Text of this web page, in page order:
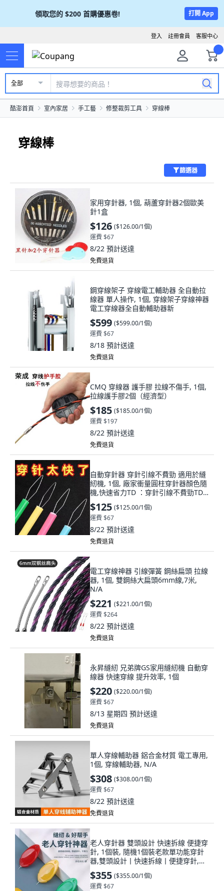
領取您的 $200 首購優惠卷! 打開 App
客服中心
註冊會員
登入
全部
酷澎首頁 室內家居 手工藝 修整裁剪工具 穿線棒
穿線棒
篩選器
家用穿針器, 1個, 葫蘆穿針器2個歐美
針1盒
$126 ($126.00/1個)
運費 $67
8/22 預計送達
免費退貨
鋼穿線架子 穿線電工輔助器 全自動拉
線器 單人操作, 1個, 穿線架子穿線神器
電工穿線器全自動輔助器新
$599 ($599.00/1個)
運費 $67
8/18 預計送達
免費退貨
CMQ 穿線器 護手膠 拉線不傷手, 1個,
拉線護手膠2個（經濟型）
$185 ($185.00/1個)
運費 $197
8/22 預計送達
免費退貨
自動穿針器 穿針引線不費勁 適用於縫
紉機, 1個, 廠家衝量圓柱穿針器顏色隨
機,快速省力TD ：穿針引線不費勁TD2
個
$125 ($125.00/1個)
運費 $67
8/22 預計送達
免費退貨
電工穿線神器 引線彈簧 鋼絲扁頭 拉線
器, 1個, 雙鋼絲大扁頭6mm線,7米,
N/A
$221 ($221.00/1個)
運費 $264
8/22 預計送達
免費退貨
永昇縫紉 兄弟牌GS家用縫紉機 自動穿
線器 快速穿線 提升效率, 1個
$220 ($220.00/1個)
運費 $67
8/13 星期四 預計送達
免費退貨
單人穿線輔助器 鋁合金材質 電工專用,
1個, 穿線輔助器, N/A
$308 ($308.00/1個)
運費 $67
8/22 預計送達
免費退貨
老人穿針器 雙頭設計 快速拆線 便捷穿
針, 1個裝, 隨機1個裝老款單功能穿針
器,雙頭設計丨快速拆線丨便捷穿針,
N/A
$355 ($355.00/1個)
運費 $67